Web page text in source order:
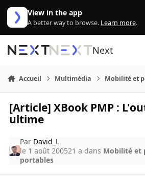
Aller au contenu
View in the app
A better way to browse. Learn more.
Next
Accueil Multimédia Mobilité et
[Article] XBook PMP :
ultime
Par David_L
le 1 août 200521 a dans Mobilité et
portables